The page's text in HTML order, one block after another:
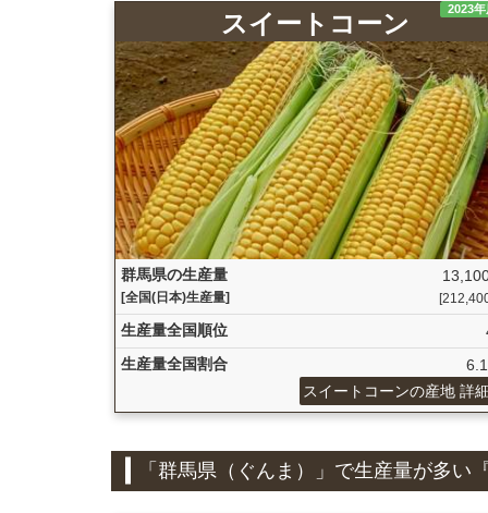
2023年
スイートコーン
群馬県の生産量
[全国(日本)生産量]
生産量全国順位
生産量全国割合
スイートコーンの産地 詳
「群馬県（ぐんま）」で生産量が多い